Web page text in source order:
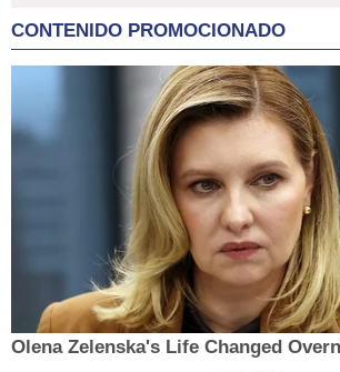
CONTENIDO PROMOCIONADO
Olena Zelenska's Life Changed